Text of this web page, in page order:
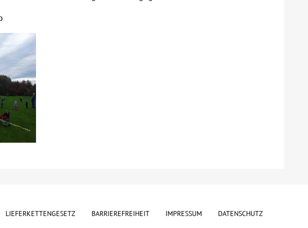
LIEFERKETTENGESETZ BARRIEREFREIHEIT IMPRESSUM
DATENSCHUTZ